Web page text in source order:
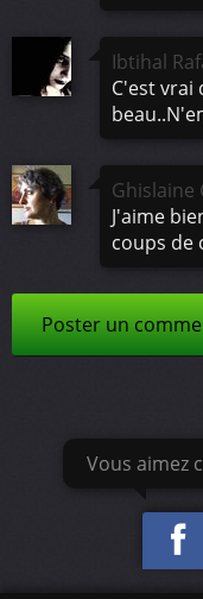
Ibtihal
C'est vrai
Ghislaine
J'aime
coups de
Poster un
Vous aimez